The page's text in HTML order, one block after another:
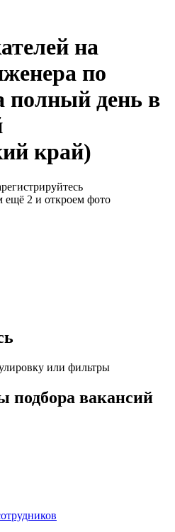
на
по
полный день в
край)
ещё 2 и откроем фото
или фильтры
вакансий